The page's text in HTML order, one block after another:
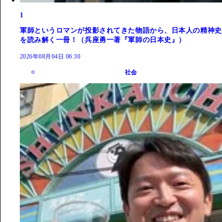
1
軍師というロマンが投影されてきた物語から、日本人の精神史
を読み解く一冊！（呉座勇一著『軍師の日本史』）
2026年08月04日 06:30
社会